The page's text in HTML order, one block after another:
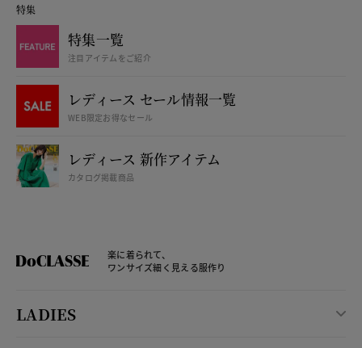
特集
特集一覧
注目アイテムをご紹介
レディース セール情報一覧
WEB限定お得なセール
レディース 新作アイテム
カタログ掲載商品
楽に着られて、
ワンサイズ細く見える服作り
LADIES